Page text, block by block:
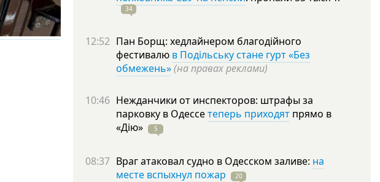
34
12:52 Пан Борщ: хедлайнером благодійного
фестивалю в Подільську стане гурт «Без
обмежень»(на правах реклами)
10:46 Нежданчики от инспекторов: штрафы за
парковку в Одессетеперь приходят прямо в
«Дію»
5
08:37 Враг атаковал судно в Одесском заливе: на
месте вспыхнул пожар
20